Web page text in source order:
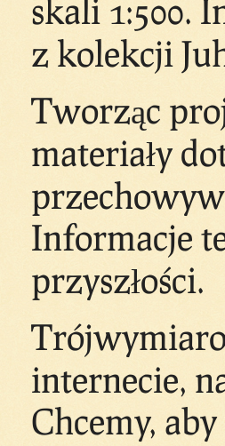
skali 1:500.
z kolekcji
Tworząc
materiały
Informacje
przyszłości.
internecie,
Chcemy,